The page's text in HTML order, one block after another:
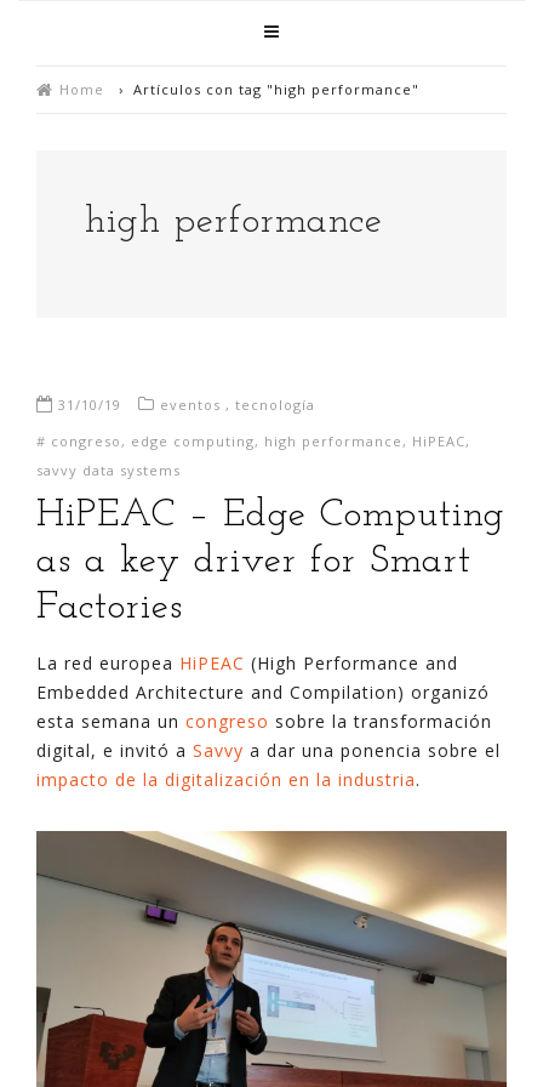
Home › Artículos con tag "high performance"
high performance
31/10/19 eventos , tecnología
# congreso , edge computing, high performance , HiPEAC,
savvy data systems
HiPEAC – Edge Computing
as a key driver for Smart
Factories
La red europea HiPEAC (High Performance and
Embedded Architecture and Compilation) organizó
esta semana un congreso sobre la transformación
digital, e invitó a Savvy a dar una ponencia sobre el
impacto de la digitalización en la industria.